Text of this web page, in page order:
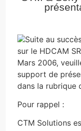
Suite au
sur le HDCAM
Mars 2006,
support de
dans la rubrique
Pour rappel :
CTM Solutions